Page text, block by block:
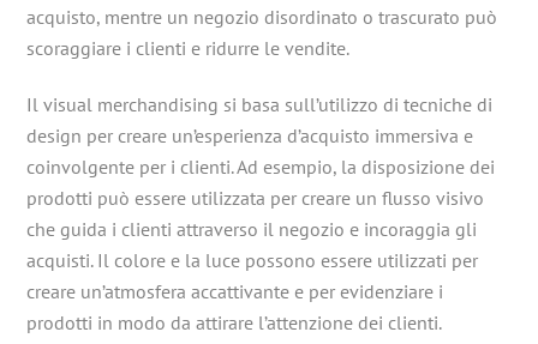
acquisto, mentre un negozio disordinato o trascurato può
scoraggiare i clienti e ridurre le vendite.
Il visual merchandising si basa sull’utilizzo di tecniche di
design per creare un’esperienza d’acquisto immersiva e
coinvolgente per i clienti. Ad esempio, la disposizione dei
prodotti può essere utilizzata per creare un flusso visivo
che guida i clienti attraverso il negozio e incoraggia gli
acquisti. Il colore e la luce possono essere utilizzati per
creare un’atmosfera accattivante e per evidenziare i
prodotti in modo da attirare l’attenzione dei clienti.